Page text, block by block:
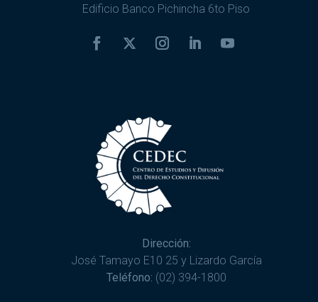
Edificio Banco Pichincha 6to Piso
Dirección:
José Tamayo E10 25 y Lizardo García
Teléfono: (02) 394-1800